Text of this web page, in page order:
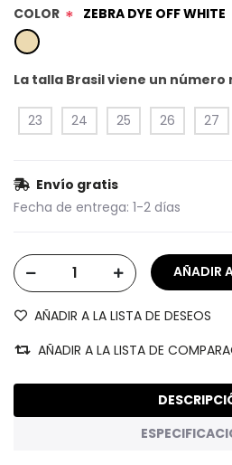
COLOR * ZEBRA DYE OFF WHITE
La talla Brasil viene un número
23 24 25 26 27
Envío gratis
Fecha de entrega: 1-2 días
AÑADIR A LA LISTA DE DESEOS
AÑADIR A LA LISTA DE